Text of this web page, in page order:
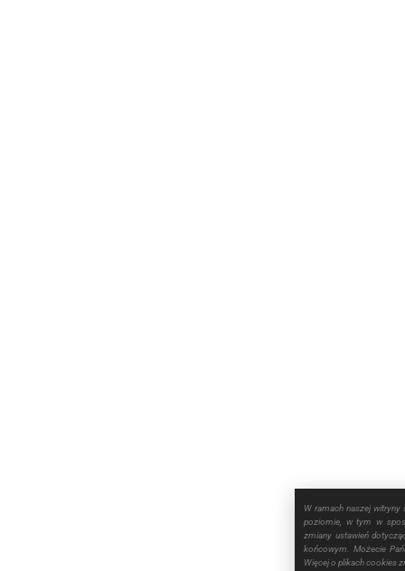
W ramach naszej witryny
poziomie, w tym w
zmiany ustawień
końcowym. Możecie
Więcej o plikach cookies